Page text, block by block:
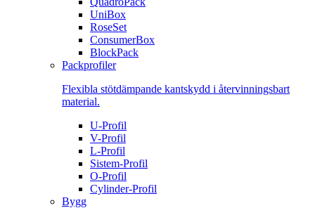
UniBox
RoseSet
ConsumerBox
BlockPack
Packprofiler
Flexibla stötdämpande kantskydd i återvinningsbart
material.
U-Profil
V-Profil
L-Profil
Sistem-Profil
O-Profil
Cylinder-Profil
Bygg